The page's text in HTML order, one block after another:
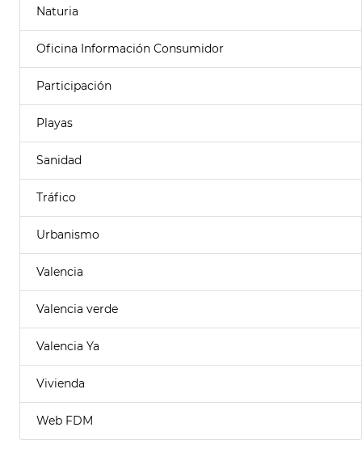
Naturia
Oficina Información Consumidor
Participación
Playas
Sanidad
Tráfico
Urbanismo
Valencia
Valencia verde
Valencia Ya
Vivienda
Web FDM